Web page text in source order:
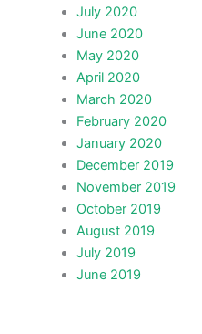
July 2020
June 2020
May 2020
April 2020
March 2020
February 2020
January 2020
December 2019
November 2019
October 2019
August 2019
July 2019
June 2019